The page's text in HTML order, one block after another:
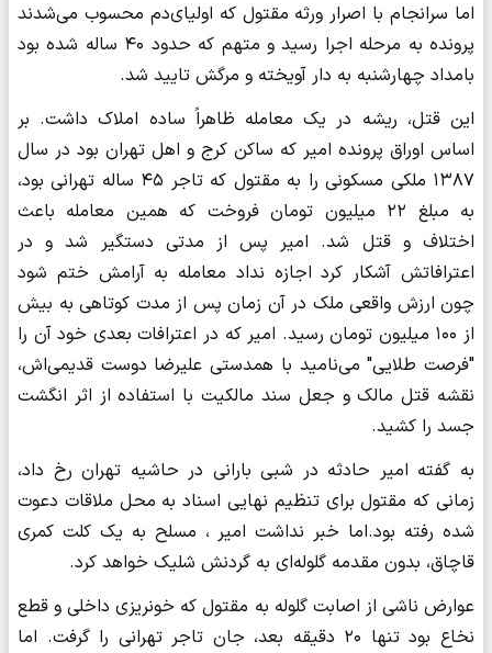
اما سرانجام با اصرار ورثه مقتول که اولیای‌دم محسوب می‌شدند
پرونده به مرحله اجرا رسید و متهم که حدود ۴۰ ساله شده بود
بامداد چهارشنبه به دار آویخته و مرگش تایید شد.
این قتل، ریشه در یک معامله ظاهراً ساده املاک داشت. بر
اساس اوراق پرونده امیر که ساکن کرج و اهل تهران بود در سال
۱۳۸۷ ملکی مسکونی را به مقتول که تاجر ۴۵ ساله‌ تهرانی بود،
به مبلغ ۲۲ میلیون تومان فروخت که همین معامله باعث
اختلاف و قتل شد. امیر پس از مدتی دستگیر شد و در
اعترافاتش آشکار کرد اجازه نداد معامله به آرامش ختم شود
چون ارزش واقعی ملک در آن زمان پس از مدت کوتاهی به بیش
از ۱۰۰ میلیون تومان رسید. امیر که در اعترافات بعدی خود آن را
"فرصت طلایی" می‌نامید با همدستی علیرضا دوست قدیمی‌اش،
نقشه‌ قتل مالک و جعل سند مالکیت با استفاده از اثر انگشت
جسد را کشید.
به گفته امیر حادثه در شبی بارانی در حاشیه تهران رخ داد،
زمانی که مقتول برای تنظیم نهایی اسناد به محل ملاقات دعوت
شده رفته بود.اما خبر نداشت امیر ، مسلح به یک کلت کمری
قاچاق، بدون مقدمه گلوله‌ای به گردنش شلیک خواهد کرد.
عوارض ناشی از اصابت گلوله به مقتول که خونریزی داخلی و قطع
نخاع بود تنها ۲۰ دقیقه بعد، جان تاجر تهرانی را گرفت. اما